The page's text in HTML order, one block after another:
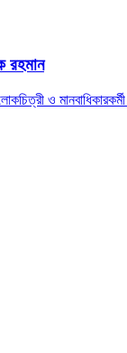
রহমান
ও